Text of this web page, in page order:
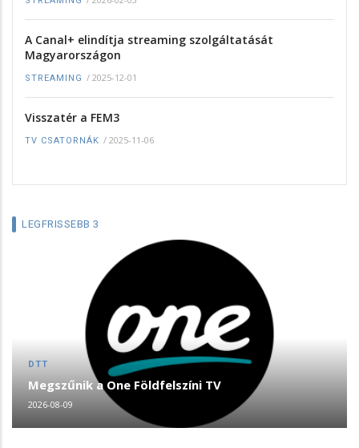
A Canal+ elindítja streaming szolgáltatását
Magyarországon
STREAMING / 2025-12-01
Visszatér a FEM3
TV CSATORNÁK / 2025-11-06
LEGFRISSEBB 3
DTT
Megszűnik a One Földfelszíni TV
2026-08-09